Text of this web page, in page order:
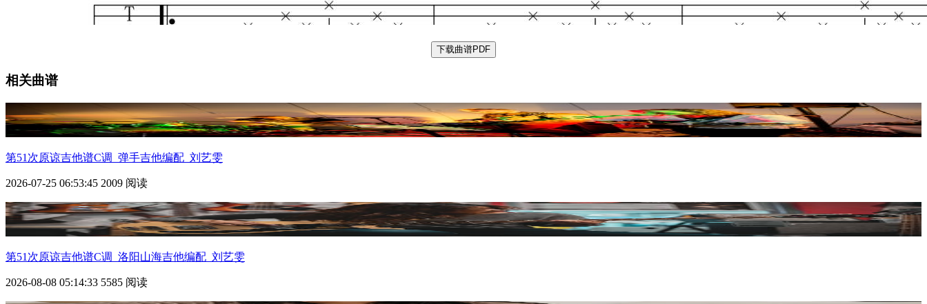
下载曲谱PDF
相关曲谱
第51次原谅吉他谱C调_弹手吉他编配_刘艺雯
2026-07-25 06:53:45 2009 阅读
第51次原谅吉他谱C调_洛阳山海吉他编配_刘艺雯
2026-08-08 05:14:33 5585 阅读